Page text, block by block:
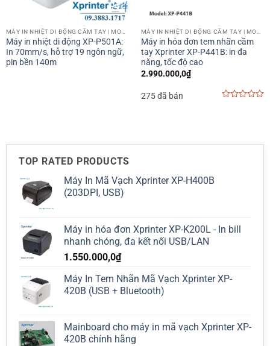
Máy in nhiệt di động XP-P501A:
In 70mm/s, hỗ trợ 19 ngôn ngữ,
pin bền 140m
Máy in hóa đơn tem nhãn cầm
tay Xprinter XP-P441B: in đa
năng, tốc độ cao
2.990.000,0₫
275 đã bán
TOP RATED PRODUCTS
Máy In Mã Vạch Xprinter XP-H400B
(203DPI, USB)
Máy in hóa đơn Xprinter XP-K200L - In bill
nhanh chóng, đa kết nối USB/LAN
1.550.000,0₫
Máy In Tem Nhãn Mã Vạch Xprinter XP-
420B (USB + Bluetooth)
Mainboard cho máy in mã vạch Xprinter XP-
420B chính hãng